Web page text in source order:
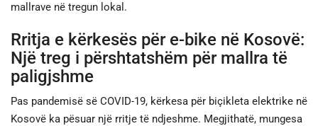
mallrave në tregun lokal.
Rritja e kërkesës për e-bike në Kosovë:
Një treg i përshtatshëm për mallra të
paligjshme
Pas pandemisë së COVID-19, kërkesa për biçikleta elektrike në
Kosovë ka pësuar një rritje të ndjeshme. Megjithatë, mungesa